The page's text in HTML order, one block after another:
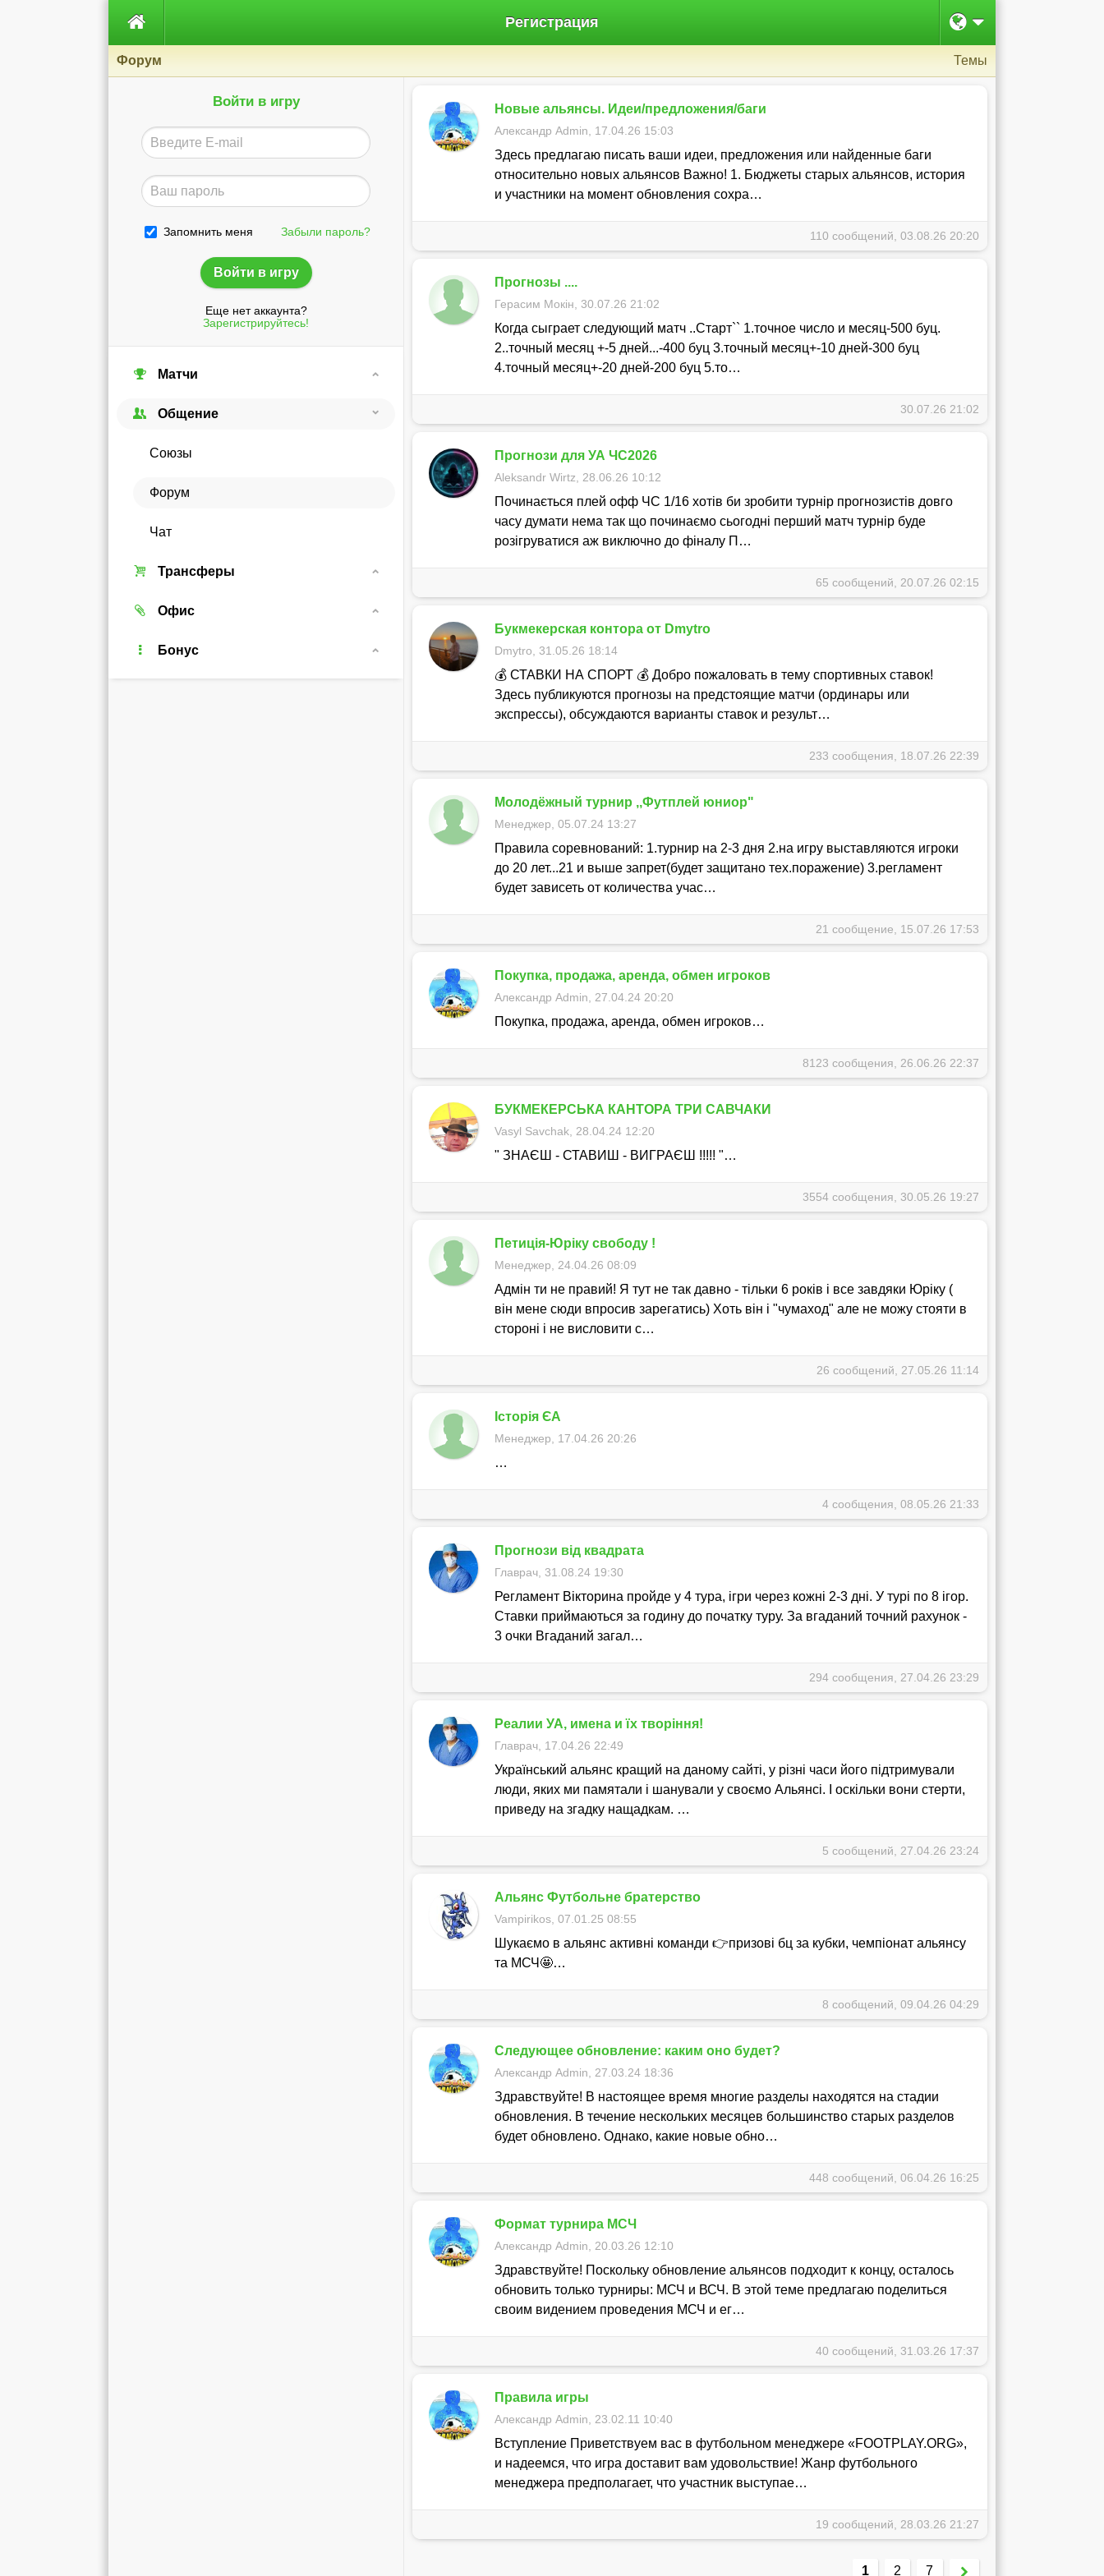
 Регистрация
Форум Темы
Войти в игру
Запомнить меня Забыли пароль?
Еще нет аккаунта?
Зарегистрируйтесь!
Матчи
Кубковые турниры
Чемпионаты
Кубки стран
Еврокубки
Общение
Союзы
Форум
Чат
Трансферы
Трансферный рынок
Реальные игроки
Офис
Легенды
Бонус
Новые альянсы. Идеи/предложения/баги
Александр Admin, 17.04.26 15:03
Здесь предлагаю писать ваши идеи, предложения или найденные баги
относительно новых альянсов Важно! 1. Бюджеты старых альянсов, история
и участники на момент обновления сохра…
110 сообщений, 03.08.26 20:20
Прогнозы ....
Герасим Мокін, 30.07.26 21:02
Когда сыграет следующий матч ..Старт`` 1.точное число и месяц-500 буц.
2..точный месяц +-5 дней...-400 буц 3.точный месяц+-10 дней-300 буц
4.точный месяц+-20 дней-200 буц 5.то…
30.07.26 21:02
Прогнози для УА ЧС2026
Aleksandr Wirtz, 28.06.26 10:12
Починається плей офф ЧС 1/16 хотів би зробити турнір прогнозистів довго
часу думати нема так що починаємо сьогодні перший матч турнір буде
розігруватися аж виключно до фіналу П…
65 сообщений, 20.07.26 02:15
Букмекерская контора от Dmytro
Dmytro, 31.05.26 18:14
💰 СТАВКИ НА СПОРТ 💰 Добро пожаловать в тему спортивных ставок!
Здесь публикуются прогнозы на предстоящие матчи (ординары или
экспрессы), обсуждаются варианты ставок и результ…
233 сообщения, 18.07.26 22:39
Молодёжный турнир ,,Футплей юниор"
Менеджер, 05.07.24 13:27
Правила соревнований: 1.турнир на 2-3 дня 2.на игру выставляются игроки
до 20 лет...21 и выше запрет(будет защитано тех.поражение) 3.регламент
будет зависеть от количества учас…
21 сообщение, 15.07.26 17:53
Покупка, продажа, аренда, обмен игроков
Александр Admin, 27.04.24 20:20
Покупка, продажа, аренда, обмен игроков…
8123 сообщения, 26.06.26 22:37
БУКМЕКЕРСЬКА КАНТОРА ТРИ САВЧАКИ
Vasyl Savchak, 28.04.24 12:20
" ЗНАЄШ - СТАВИШ - ВИГРАЄШ !!!!! "…
3554 сообщения, 30.05.26 19:27
Петиція-Юріку свободу !
Менеджер, 24.04.26 08:09
Адмін ти не правий! Я тут не так давно - тільки 6 років і все завдяки Юріку (
він мене сюди впросив зарегатись) Хоть він і "чумаход" але не можу стояти в
стороні і не висловити с…
26 сообщений, 27.05.26 11:14
Історія ЄА
Менеджер, 17.04.26 20:26
…
4 сообщения, 08.05.26 21:33
Прогнози від квадрата
Главрач, 31.08.24 19:30
Регламент Вікторина пройде у 4 тура, ігри через кожні 2-3 дні. У турі по 8 ігор.
Ставки приймаються за годину до початку туру. За вгаданий точний рахунок -
3 очки Вгаданий загал…
294 сообщения, 27.04.26 23:29
Реалии УА, имена и їх творіння!
Главрач, 17.04.26 22:49
Український альянс кращий на даному сайті, у різні часи його підтримували
люди, яких ми памятали і шанували у своємо Альянсі. І оскільки вони стерти,
приведу на згадку нащадкам. …
5 сообщений, 27.04.26 23:24
Альянс Футбольне братерство
Vampirikos, 07.01.25 08:55
Шукаємо в альянс активні команди 👉призові бц за кубки, чемпіонат альянсу
та МСЧ🤩…
8 сообщений, 09.04.26 04:29
Следующее обновление: каким оно будет?
Александр Admin, 27.03.24 18:36
Здравствуйте! В настоящее время многие разделы находятся на стадии
обновления. В течение нескольких месяцев большинство старых разделов
будет обновлено. Однако, какие новые обно…
448 сообщений, 06.04.26 16:25
Формат турнира МСЧ
Александр Admin, 20.03.26 12:10
Здравствуйте! Поскольку обновление альянсов подходит к концу, осталось
обновить только турниры: МСЧ и ВСЧ. В этой теме предлагаю поделиться
своим видением проведения МСЧ и ег…
40 сообщений, 31.03.26 17:37
Правила игры
Александр Admin, 23.02.11 10:40
Вступление Приветствуем вас в футбольном менеджере «FOOTPLAY.ORG»,
и надеемся, что игра доставит вам удовольствие! Жанр футбольного
менеджера предполагает, что участник выступае…
19 сообщений, 28.03.26 21:27
1 2 7